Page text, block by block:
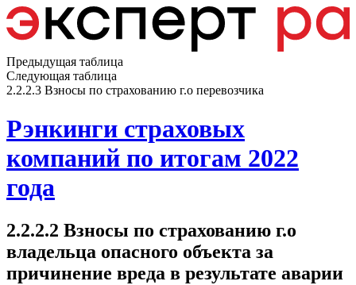
Предыдущая таблица
Следующая таблица
2.2.2.3 Взносы по страхованию г.о перевозчика
Рэнкинги страховых
компаний по итогам 2022
года
2.2.2.2 Взносы по страхованию г.о
владельца опасного объекта за
причинение вреда в результате аварии